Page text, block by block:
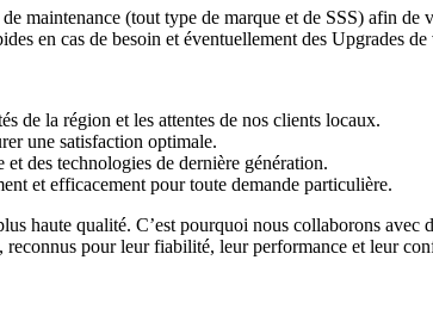
maintenance (tout type de marque et de SSS) afin
en cas de besoin et éventuellement des Upgrades de
de la région et les attentes de nos clients locaux.
une satisfaction optimale.
des technologies de dernière génération.
et efficacement pour toute demande particulière.
qualité. C’est pourquoi nous collaborons avec
reconnus pour leur fiabilité, leur performance et leur